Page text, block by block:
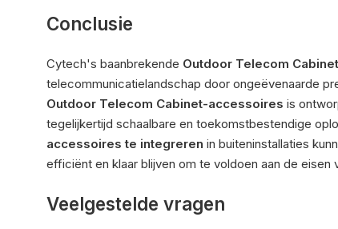
Conclusie
Cytech's baanbrekende Outdoor Telecom
telecommunicatielandschap door ongeëvenaarde
Outdoor Telecom Cabinet-accessoires is
tegelijkertijd schaalbare en toekomstbestendige
accessoires te integreren in buiteninstallaties
efficiënt en klaar blijven om te voldoen aan de eisen
Veelgestelde vragen